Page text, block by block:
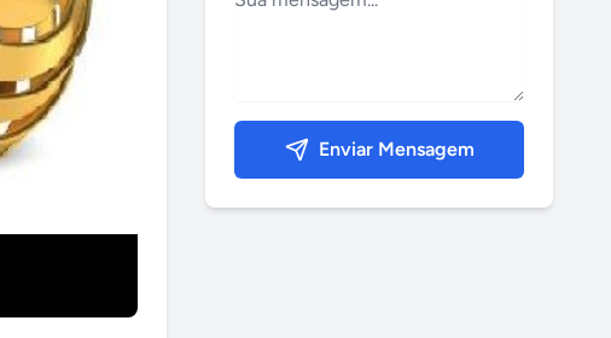
Enviar Mensagem